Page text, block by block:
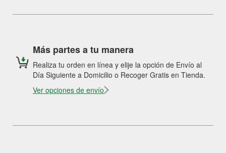
Más partes a tu manera
Realiza tu orden en línea y elije la opción de Envío al
Día Siguiente a Domicilio o Recoger Gratis en Tienda.
Ver opciones de envío